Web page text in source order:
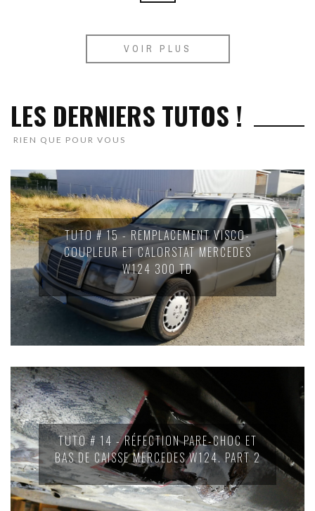
VOIR PLUS
LES DERNIERS TUTOS !
RIEN QUE POUR VOUS
TUTO # 15 - REMPLACEMENT VISCO-
COUPLEUR ET CALORSTAT MERCEDES
W124 300 TD
TUTO # 14 - RÉFECTION PARE-CHOC ET
BAS DE CAISSE MERCEDES W124. PART 2